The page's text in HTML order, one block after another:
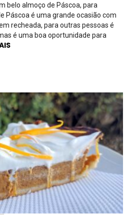
belo almoço de Páscoa, para
Páscoa é uma grande ocasião com
recheada, para outras pessoas é
é uma boa oportunidade para